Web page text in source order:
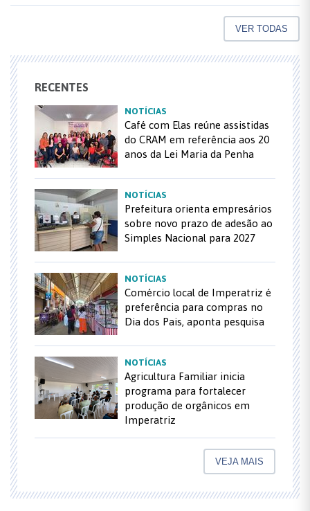
VER TODAS
RECENTES
NOTÍCIAS
Café com Elas reúne assistidas
do CRAM em referência aos 20
anos da Lei Maria da Penha
NOTÍCIAS
Prefeitura orienta empresários
sobre novo prazo de adesão ao
Simples Nacional para 2027
NOTÍCIAS
Comércio local de Imperatriz é
preferência para compras no
Dia dos Pais, aponta pesquisa
NOTÍCIAS
Agricultura Familiar inicia
programa para fortalecer
produção de orgânicos em
Imperatriz
VEJA MAIS